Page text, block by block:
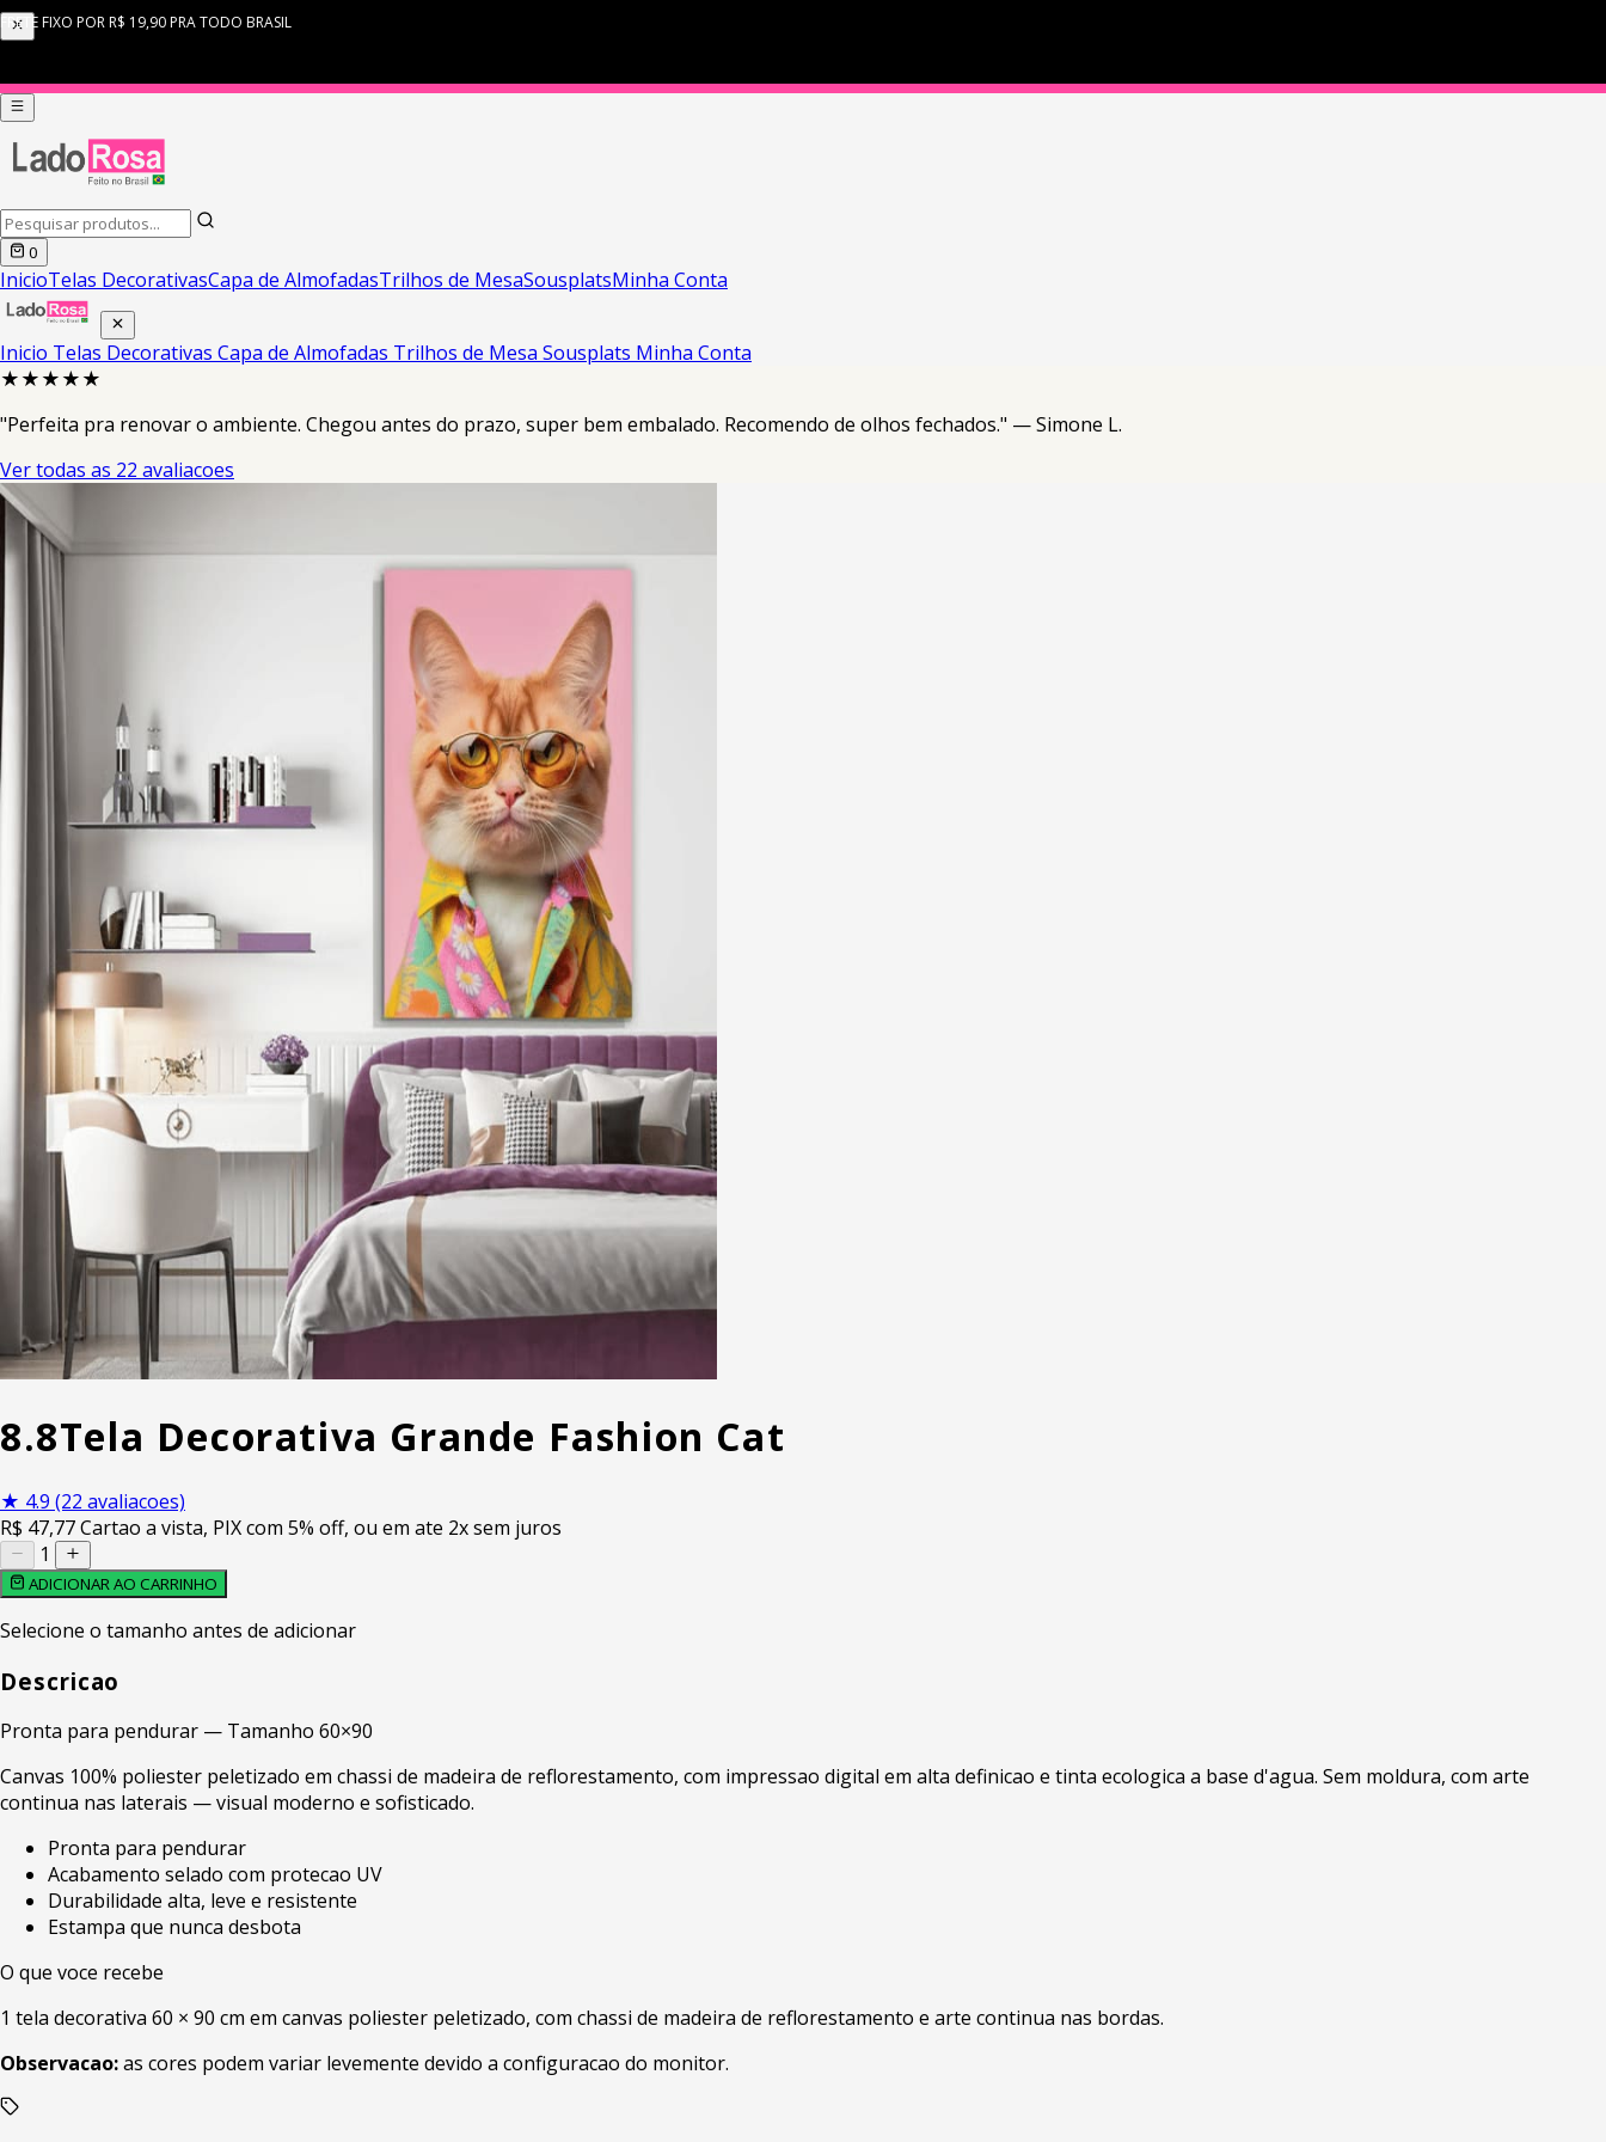
0
InicioTelas DecorativasCapa de AlmofadasTrilhos de MesaSousplatsMinha Conta
Inicio Telas Decorativas Capa de Almofadas Trilhos de Mesa Sousplats Minha Conta
★★★★★
"Perfeita pra renovar o ambiente. Chegou antes do prazo, super bem embalado. Recomendo de olhos fechados." — Simone L.
Ver todas as 22 avaliacoes
8.8Tela Decorativa Grande Fashion Cat
★ 4.9 (22 avaliacoes)
R$ 47,77Cartao a vista, PIX com 5% off, ou em ate 2x sem juros
1
ADICIONAR AO CARRINHO
Selecione o tamanho antes de adicionar
Descricao
Pronta para pendurar — Tamanho 60×90
Canvas 100% poliester peletizado em chassi de madeira de reflorestamento, com impressao digital em alta definicao e tinta ecologica a base d'agua. Sem moldura, com arte
continua nas laterais — visual moderno e sofisticado.
Pronta para pendurar
Acabamento selado com protecao UV
Durabilidade alta, leve e resistente
Estampa que nunca desbota
O que voce recebe
1 tela decorativa 60 × 90 cm em canvas poliester peletizado, com chassi de madeira de reflorestamento e arte continua nas bordas.
Observacao:as cores podem variar levemente devido a configuracao do monitor.